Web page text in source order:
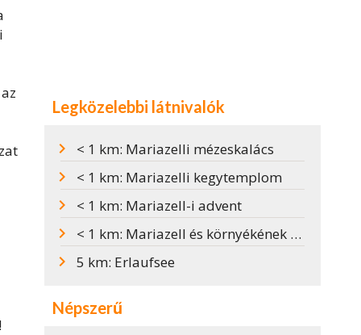
Legközelebbi látnivalók
< 1 km: Mariazelli mézeskalács
< 1 km: Mariazelli kegytemplom
< 1 km: Mariazell-i advent
< 1 km: Mariazell és környékének legszebb kirándulóhelyei
5 km: Erlaufsee
Népszerű